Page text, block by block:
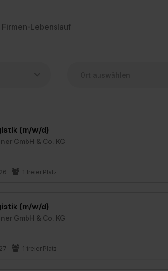
Firmen-Lebenslauf
(m/w/d)
GmbH & Co. KG
1 freier Platz
(m/w/d)
GmbH & Co. KG
1 freier Platz